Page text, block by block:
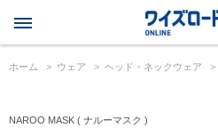
ホーム > ウェア > ヘッド・ネックウェア >
NAROO MASK ( ナルーマスク )